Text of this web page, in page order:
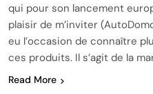
qui pour son lancement
plaisir de m’inviter
eu l’occasion de connaître
ces produits. Il s’agit de la
Read More